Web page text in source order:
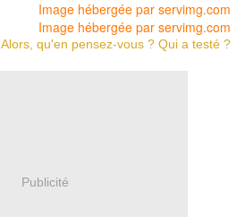
Alors, qu'en pensez-vous ? Qui a testé ?
Publicité